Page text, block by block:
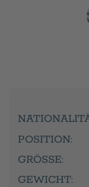
POSITION:
GRÖSSE:
GEWICHT: